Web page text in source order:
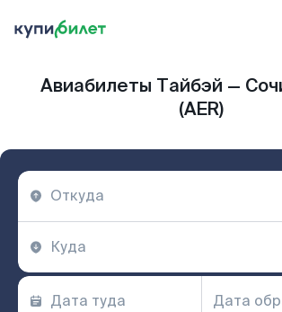
Авиабилеты Тайбэй —
(AER)